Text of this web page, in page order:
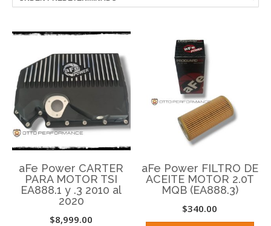
aFe Power CARTER
PARA MOTOR TSI
EA888.1 y .3 2010 al
2020
$8,999.00
aFe Power FILTRO DE
ACEITE MOTOR 2.0T
MQB (EA888.3)
$340.00